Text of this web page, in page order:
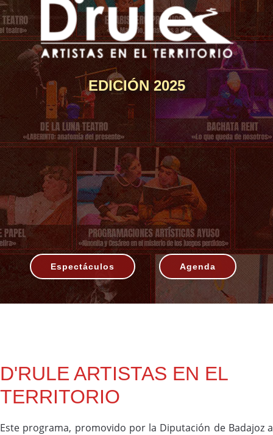
EDICIÓN 2025
Espectáculos Agenda
D'RULE ARTISTAS EN EL
TERRITORIO
Este programa, promovido por la Diputación de Badajoz a